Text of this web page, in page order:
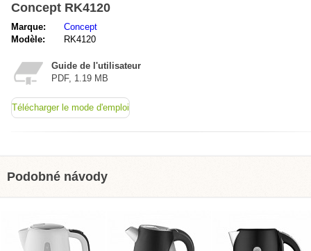
Concept RK4120
Marque:
Concept
Modèle:
RK4120
Guide de l'utilisateur
PDF, 1.19 MB
Télécharger le mode d'emploi
Podobné návody